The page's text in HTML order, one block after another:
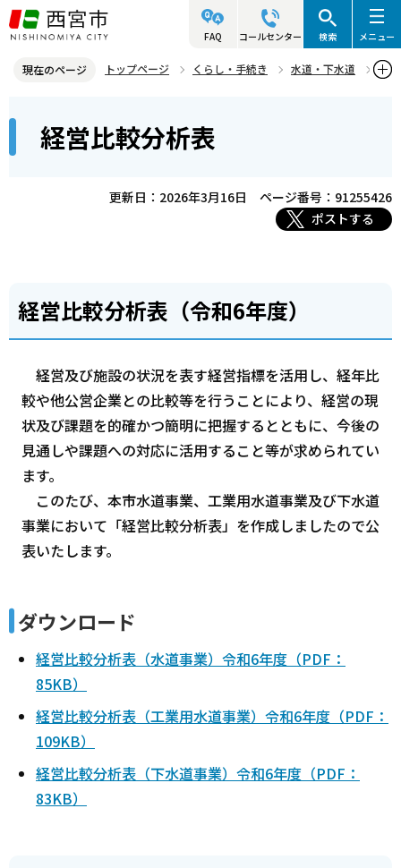
こ
の
ジ
先
FAQ コールセンター 検索 メニュー
現在のページ トップページ くらし・手続き
水道・下水道
こ
経営比較分析表
更新日：2026年3月16日
ページ番号：91255426
ポストする
経営比較分析表（令和6年度）
経営及び施設の状況を表す経営指標を活用し、経年比
較や他公営企業との比較等を行うことにより、経営の現
状及び課題を的確かつ簡明に把握するとともに、今後の
見通しや課題への対応に活用すること等が求められてい
ます。
このたび、本市水道事業、工業用水道事業及び下水道
事業において「経営比較分析表」を作成しましたので公
表いたします。
ダウンロード
経営比較分析表（水道事業）令和6年度（PDF：
85KB）
経営比較分析表（工業用水道事業）令和6年度（PDF：
109KB）
経営比較分析表（下水道事業）令和6年度（PDF：
83KB）